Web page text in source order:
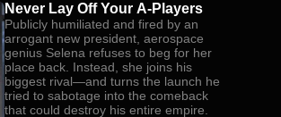
Never Lay Off Your A-Players
Publicly humiliated and fired by an
arrogant new president, aerospace
genius Selena refuses to beg for her
place back. Instead, she joins his
biggest rival—and turns the launch he
tried to sabotage into the comeback
that could destroy his entire empire.